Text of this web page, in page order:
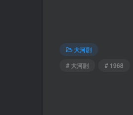
大河剧
# 大河剧
# 1968